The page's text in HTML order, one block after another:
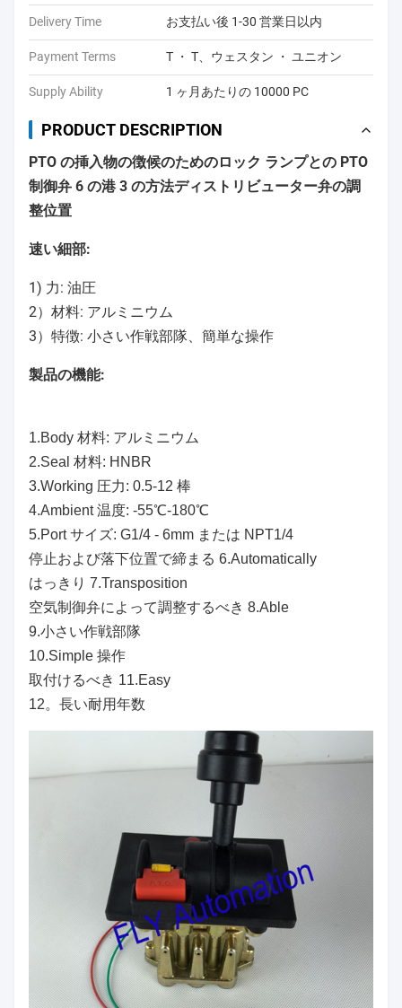
Delivery Time お支払い後 1-30 営業日以内
Payment Terms T ・ T、ウェスタン ・ ユニオン
Supply Ability 1 ヶ月あたりの 10000 PC
PRODUCT DESCRIPTION
PTO の挿入物の徴候のためのロック ランプとの PTO
制御弁 6 の港 3 の方法ディストリビューター弁の調
整位置
速い細部:
1) 力: 油圧
2）材料: アルミニウム
3）特徴: 小さい作戦部隊、簡単な操作
製品の機能:
1.Body 材料: アルミニウム
2.Seal 材料: HNBR
3.Working 圧力: 0.5-12 棒
4.Ambient 温度: -55℃-180℃
5.Port サイズ: G1/4 - 6mm または NPT1/4
停止および落下位置で締まる 6.Automatically
はっきり 7.Transposition
空気制御弁によって調整するべき 8.Able
9.小さい作戦部隊
10.Simple 操作
取付けるべき 11.Easy
12。長い耐用年数